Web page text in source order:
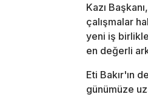
Kazı
çalışmalar
yeni iş
en değerli
Eti Bakır'ın
günümüze